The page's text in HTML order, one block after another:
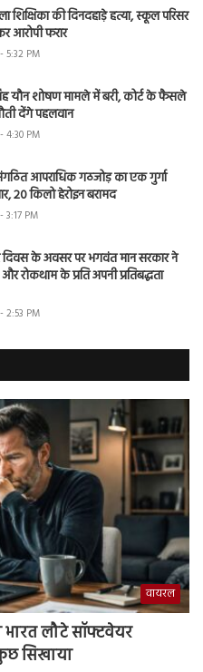
शिक्षिका की दिनदहाड़े हत्या, स्कूल परिसर
आरोपी फरार
5:32 PM
यौन शोषण मामले में बरी, कोर्ट के फैसले
देंगे पहलवान
4:30 PM
आपराधिक गठजोड़ का एक गुर्गा
20 किलो हेरोइन बरामद
3:17 PM
के अवसर पर भगवंत मान सरकार ने
रोकथाम के प्रति अपनी प्रतिबद्धता
2:53 PM
वायरल
भारत लौटे सॉफ्टवेयर
सिखाया